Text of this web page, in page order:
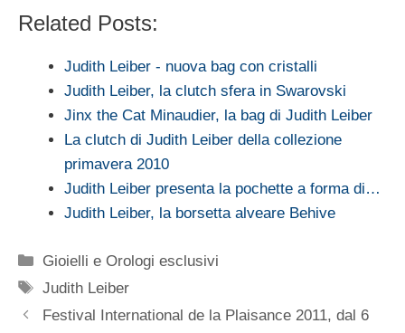
Related Posts:
Judith Leiber - nuova bag con cristalli
Judith Leiber, la clutch sfera in Swarovski
Jinx the Cat Minaudier, la bag di Judith Leiber
La clutch di Judith Leiber della collezione
primavera 2010
Judith Leiber presenta la pochette a forma di…
Judith Leiber, la borsetta alveare Behive
Categorie
Gioielli e Orologi esclusivi
Tag
Judith Leiber
Festival International de la Plaisance 2011, dal 6